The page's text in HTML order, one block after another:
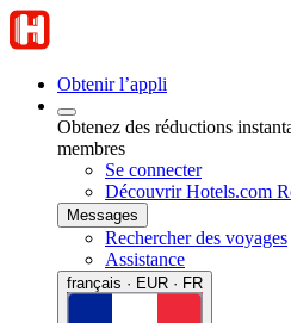
Obtenir l’appli
Obtenez des réductions
membres
Se connecter
Découvrir Hotels.com
Messages
Rechercher des voyages
Assistance
français · EUR · FR